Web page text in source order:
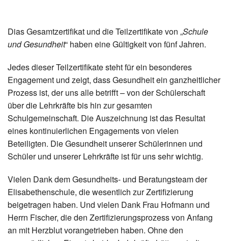
Dias Gesamtzertifikat und die Teilzertifikate von „Schule
und Gesundheit“ haben eine Gültigkeit von fünf Jahren.
Jedes dieser Teilzertifikate steht für ein besonderes
Engagement und zeigt, dass Gesundheit ein ganzheitlicher
Prozess ist, der uns alle betrifft – von der Schülerschaft
über die Lehrkräfte bis hin zur gesamten
Schulgemeinschaft. Die Auszeichnung ist das Resultat
eines kontinuierlichen Engagements von vielen
Beteiligten. Die Gesundheit unserer Schülerinnen und
Schüler und unserer Lehrkräfte ist für uns sehr wichtig.
Vielen Dank dem Gesundheits- und Beratungsteam der
Elisabethenschule, die wesentlich zur Zertifizierung
beigetragen haben. Und vielen Dank Frau Hofmann und
Herrn Fischer, die den Zertifizierungsprozess von Anfang
an mit Herzblut vorangetrieben haben. Ohne den